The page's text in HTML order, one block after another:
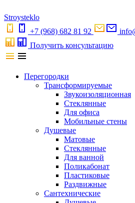
Stroysteklo
+7 (968) 682 81 92
Получить консультацию
Перегородки
Трансформируемые
Звукоизоляционная
Стеклянные
Для офиса
Мобильные стены
Душевые
Матовые
Стеклянные
Для ванной
Поликабонат
Пластиковые
Раздвижные
Сантехнические